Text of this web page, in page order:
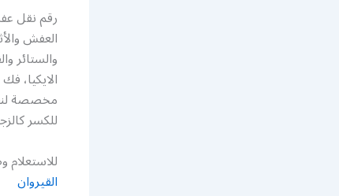
رقم نقل
العفش
والستائر
الايكيا،
مخصصة
للكسر
القيروان